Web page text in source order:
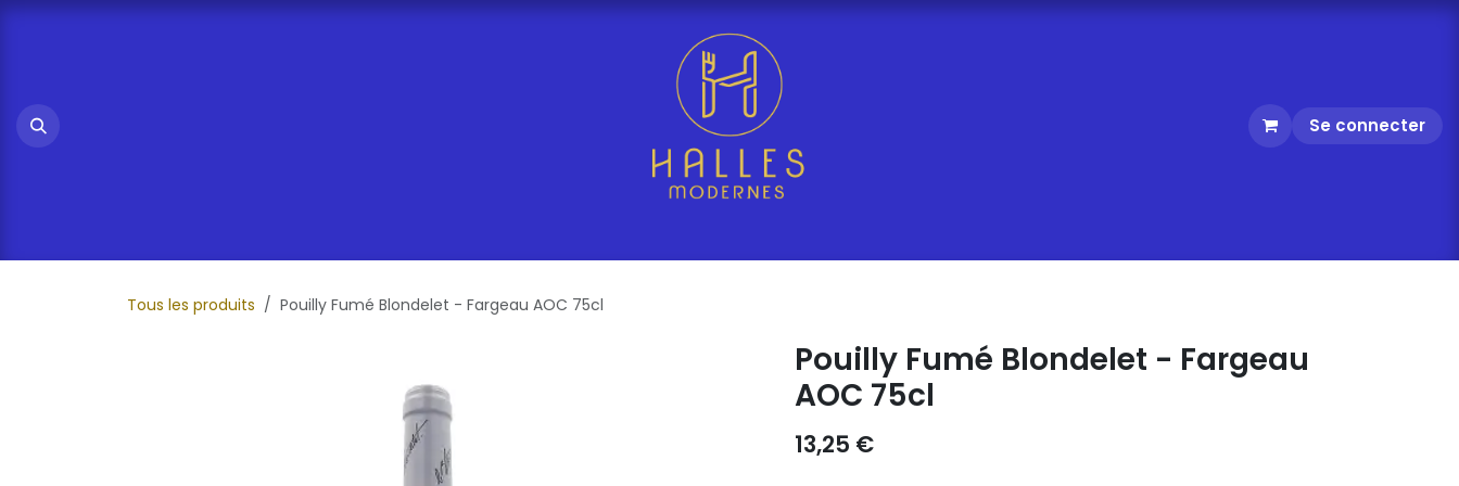
Se rendre au contenu
Se connecter
Tous les produits Pouilly Fumé Blondelet - Fargeau AOC 75cl
Pouilly Fumé Blondelet - Fargeau
AOC 75cl
13,25 €